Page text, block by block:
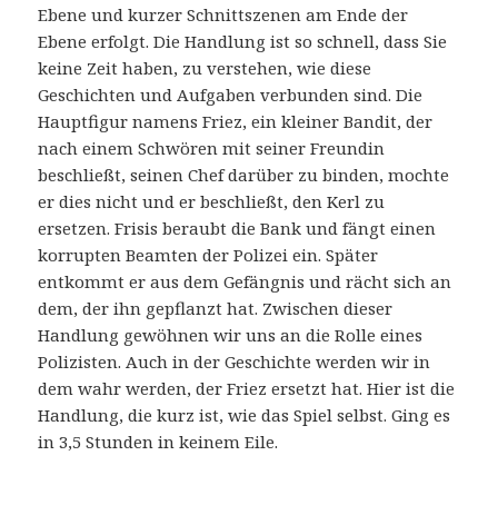
Ebene und kurzer Schnittszenen am Ende der
Ebene erfolgt. Die Handlung ist so schnell, dass Sie
keine Zeit haben, zu verstehen, wie diese
Geschichten und Aufgaben verbunden sind. Die
Hauptfigur namens Friez, ein kleiner Bandit, der
nach einem Schwören mit seiner Freundin
beschließt, seinen Chef darüber zu binden, mochte
er dies nicht und er beschließt, den Kerl zu
ersetzen. Frisis beraubt die Bank und fängt einen
korrupten Beamten der Polizei ein. Später
entkommt er aus dem Gefängnis und rächt sich an
dem, der ihn gepflanzt hat. Zwischen dieser
Handlung gewöhnen wir uns an die Rolle eines
Polizisten. Auch in der Geschichte werden wir in
dem wahr werden, der Friez ersetzt hat. Hier ist die
Handlung, die kurz ist, wie das Spiel selbst. Ging es
in 3,5 Stunden in keinem Eile.